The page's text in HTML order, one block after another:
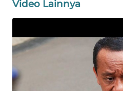
Video Lainnya
WN